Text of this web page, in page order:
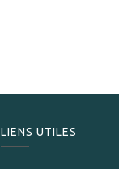
LIENS UTILES